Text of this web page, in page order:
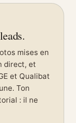
mises en
direct, et
et Qualibat
Ton
: il ne